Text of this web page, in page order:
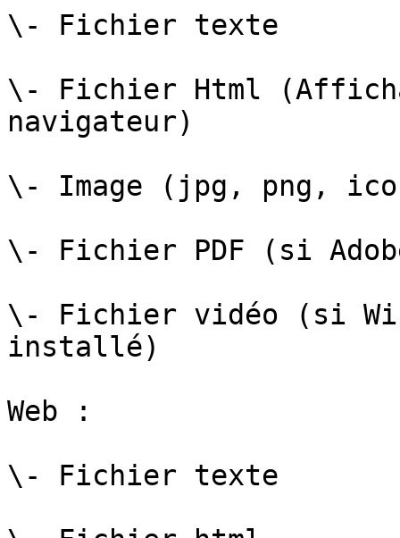
\- Fichier texte
\- Fichier Html
navigateur)
\- Image (jpg, png,
\- Fichier PDF (si
\- Fichier vidéo (si
installé)
Web :
\- Fichier texte